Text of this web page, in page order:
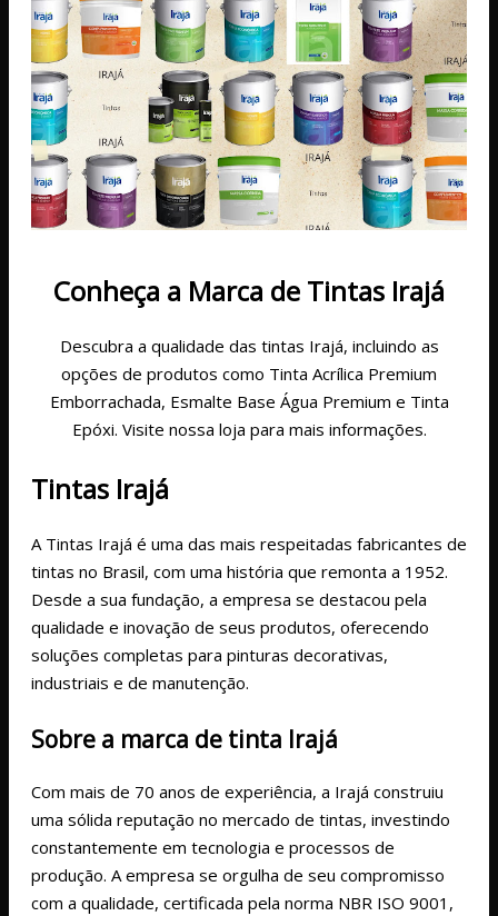
Conheça a Marca de Tintas Irajá
Descubra a qualidade das tintas Irajá, incluindo as
opções de produtos como Tinta Acrílica Premium
Emborrachada, Esmalte Base Água Premium e Tinta
Epóxi. Visite nossa loja para mais informações.
Tintas Irajá
A Tintas Irajá é uma das mais respeitadas fabricantes de
tintas no Brasil, com uma história que remonta a 1952.
Desde a sua fundação, a empresa se destacou pela
qualidade e inovação de seus produtos, oferecendo
soluções completas para pinturas decorativas,
industriais e de manutenção.
Sobre a marca de tinta Irajá
Com mais de 70 anos de experiência, a Irajá construiu
uma sólida reputação no mercado de tintas, investindo
constantemente em tecnologia e processos de
produção. A empresa se orgulha de seu compromisso
com a qualidade, certificada pela norma NBR ISO 9001,